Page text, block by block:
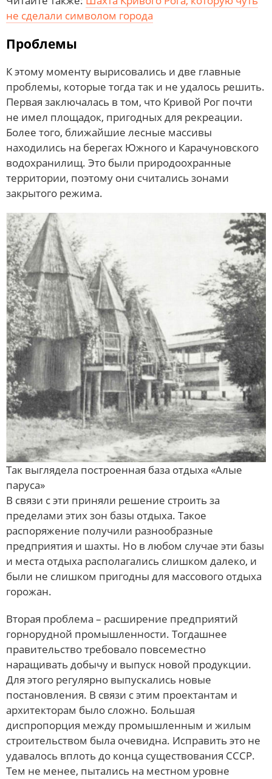
не сделали символом города
Проблемы
К этому моменту вырисовались и две главные
проблемы, которые тогда так и не удалось решить.
Первая заключалась в том, что Кривой Рог почти
не имел площадок, пригодных для рекреации.
Более того, ближайшие лесные массивы
находились на берегах Южного и Карачуновского
водохранилищ. Это были природоохранные
территории, поэтому они считались зонами
закрытого режима.
Так выглядела построенная база отдыха «Алые
паруса»
В связи с эти приняли решение строить за
пределами этих зон базы отдыха. Такое
распоряжение получили разнообразные
предприятия и шахты. Но в любом случае эти базы
и места отдыха располагались слишком далеко, и
были не слишком пригодны для массового отдыха
горожан.
Вторая проблема – расширение предприятий
горнорудной промышленности. Тогдашнее
правительство требовало повсеместно
наращивать добычу и выпуск новой продукции.
Для этого регулярно выпускались новые
постановления. В связи с этим проектантам и
архитекторам было сложно. Большая
диспропорция между промышленным и жилым
строительством была очевидна. Исправить это не
удавалось вплоть до конца существования СССР.
Тем не менее, пытались на местном уровне